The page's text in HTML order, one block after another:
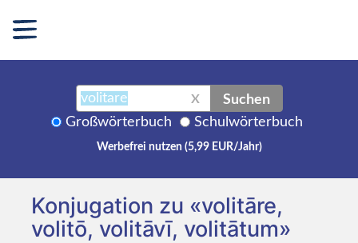
X Suchen
Großwörterbuch Schulwörterbuch
Werbefrei nutzen (5,99 EUR/Jahr)
Konjugation zu «volitāre,
volitō, volitāvī, volitātum»